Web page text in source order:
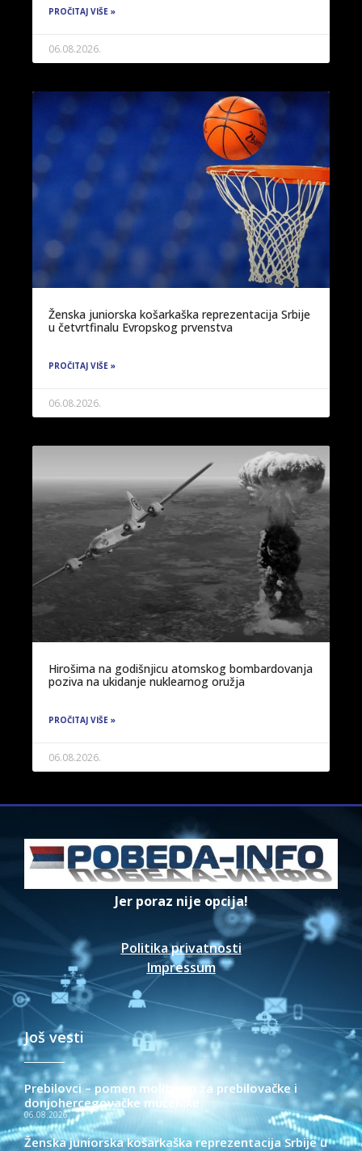
PROČITAJ VIŠE »
06.08.2026.
Ženska juniorska košarkaška reprezentacija Srbije
u četvrtfinalu Evropskog prvenstva
PROČITAJ VIŠE »
06.08.2026.
Hirošima na godišnjicu atomskog bombardovanja
poziva na ukidanje nuklearnog oružja
PROČITAJ VIŠE »
06.08.2026.
Jer poraz nije opcija!
Politika privatnosti
Impressum
Još vesti
Prebilovci – pomen molitvom za prebilovačke i
donjohercegovačke mučenike
06.08.2026.
Ženska juniorska košarkaška reprezentacija Srbije u